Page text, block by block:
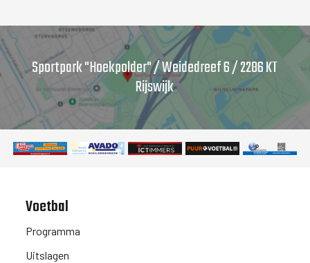
Sportpark "Hoekpolder" / Weidedreef 6 / 2286 KT
Rijswijk
Voetbal
Programma
Uitslagen